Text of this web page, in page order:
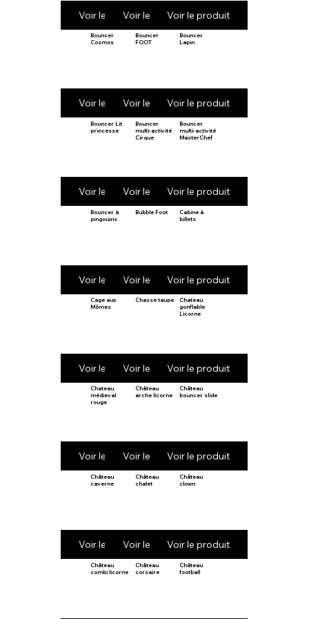
Voir le produitVoir le produitVoir le produit
Bouncer
Cosmos
Voir le produit
Bouncer
FOOT
Voir le produit
Bouncer
Lapin
Voir le produit
Bouncer Lit
princesse
Voir le produit
Bouncer
multi-activité
Cirque
Voir le produit
Bouncer
multi-activité
MasterChef
Voir le produit
Bouncer à
pingouins
Voir le produit
Bubble Foot
Voir le produit
Cabine à
billets
Voir le produit
Cage aux
Mômes
Voir le produit
Chasse taupe
Voir le produit
Chateau
gonflable
Licorne
Voir le produit
Chateau
médieval
rouge
Voir le produit
Château
arche licorne
Voir le produit
Château
bouncer slide
Voir le produit
Château
caverne
Voir le produit
Château
chalet
Voir le produit
Château
clown
Voir le produit
Château
combi licorne
Château
corsaire
Château
football